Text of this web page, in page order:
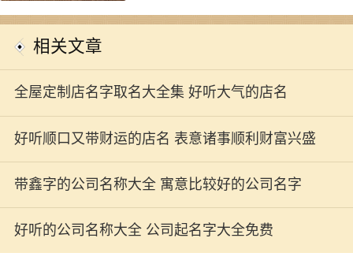
相关文章
全屋定制店名字取名大全集 好听大气的店名
好听顺口又带财运的店名 表意诸事顺利财富兴盛
带鑫字的公司名称大全 寓意比较好的公司名字
好听的公司名称大全 公司起名字大全免费